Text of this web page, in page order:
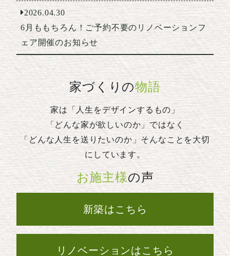
2026.04.30
6月ももちろん！ご予約不要のリノベーションフ
ェア開催のお知らせ
家づくりの物語
家は「人生をデザインするもの」
「どんな家が欲しいのか」ではなく
「どんな人生を送りたいのか」そんなことを大切
にしています。
お施主様の声
新築はこちら
リノベーションはこちら